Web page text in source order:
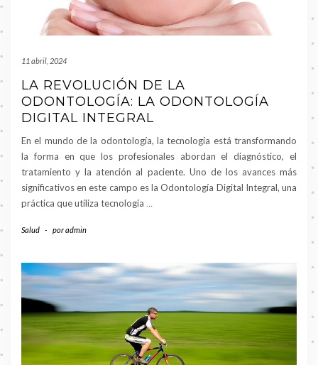
11 abril, 2024
LA REVOLUCIÓN DE LA
ODONTOLOGÍA: LA ODONTOLOGÍA
DIGITAL INTEGRAL
En el mundo de la odontología, la tecnología está transformando
la forma en que los profesionales abordan el diagnóstico, el
tratamiento y la atención al paciente. Uno de los avances más
significativos en este campo es la Odontología Digital Integral, una
práctica que utiliza tecnología …
Salud - poradmin